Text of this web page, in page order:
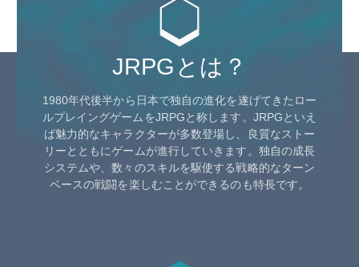
JRPGとは？
1980年代後半から日本で独自の進化を遂げてきたロー
ルプレイングゲームをJRPGと称します。JRPGといえ
ば魅力的なキャラクターが多数登場し、良質なストー
リーとともにゲームが進行していきます。独自の成長
システムや、数々のスキルを駆使する戦略的なターン
ベースの戦闘を楽しむことができるのも特長です。